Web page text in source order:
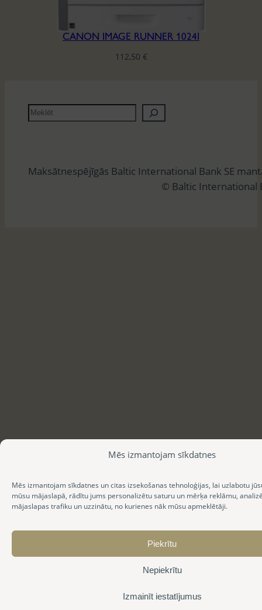
Mēs izmantojam sīkdatnes
Mēs izmantojam sīkdatnes un citas izsekošanas tehnoloģijas, lai uzlabotu
mūsu mājaslapā, rādītu jums personalizētu saturu un mērķa reklāmu,
mājaslapas trafiku un uzzinātu, no kurienes nāk mūsu apmeklētāji.
Piekrītu
Nepiekrītu
Izmainīt iestatījumus
CANON IMAGE RUNNER 1024I
112,50 €
M
e
ē
Maksātnespējīgās Baltic International Bank SE
© Baltic International